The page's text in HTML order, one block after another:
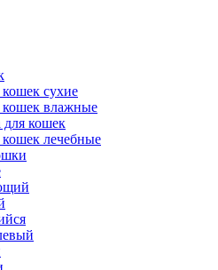
сухие
кошек влажные
для кошек
лечебные